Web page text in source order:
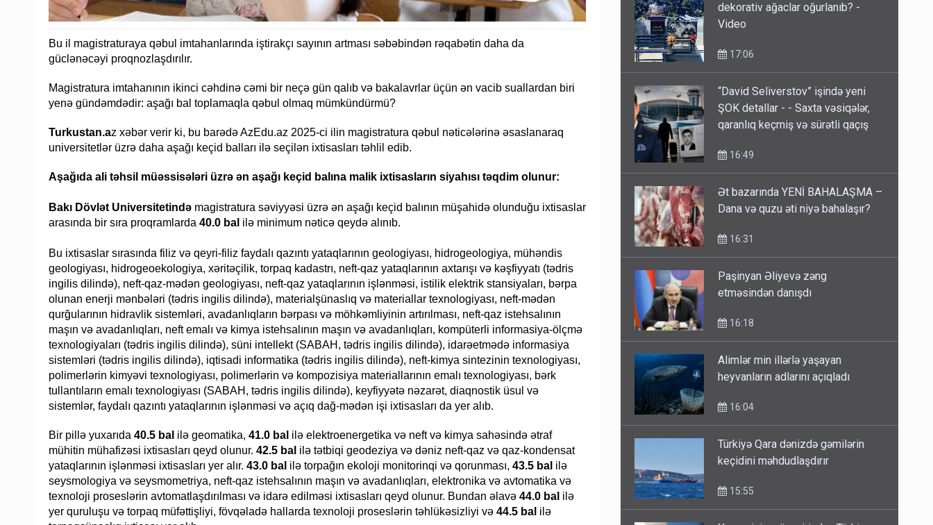
Bu il magistraturaya qəbul imtahanlarında iştirakçı sayının artması səbəbindən rəqabətin daha da
güclənəcəyi proqnozlaşdırılır.
Magistratura imtahanının ikinci cəhdinə cəmi bir neçə gün qalıb və bakalavrlar üçün ən vacib suallardan biri
yenə gündəmdədir: aşağı bal toplamaqla qəbul olmaq mümkündürmü?
Turkustan.az xəbər verir ki, bu barədə AzEdu.az 2025-ci ilin magistratura qəbul nəticələrinə əsaslanaraq
universitetlər üzrə daha aşağı keçid balları ilə seçilən ixtisasları təhlil edib.
Aşağıda ali təhsil müəssisələri üzrə ən aşağı keçid balına malik ixtisasların siyahısı təqdim olunur:
Bakı Dövlət Universitetində magistratura səviyyəsi üzrə ən aşağı keçid balının müşahidə olunduğu ixtisaslar
arasında bir sıra proqramlarda 40.0 bal ilə minimum nəticə qeydə alınıb.
Bu ixtisaslar sırasında filiz və qeyri-filiz faydalı qazıntı yataqlarının geologiyası, hidrogeologiya, mühəndis
geologiyası, hidrogeoekologiya, xəritəçilik, torpaq kadastrı, neft-qaz yataqlarının axtarışı və kəşfiyyatı (tədris
ingilis dilində), neft-qaz-mədən geologiyası, neft-qaz yataqlarının işlənməsi, istilik elektrik stansiyaları, bərpa
olunan enerji mənbələri (tədris ingilis dilində), materialşünaslıq və materiallar texnologiyası, neft-mədən
qurğularının hidravlik sistemləri, avadanlıqların bərpası və möhkəmliyinin artırılması, neft-qaz istehsalının
maşın və avadanlıqları, neft emalı və kimya istehsalının maşın və avadanlıqları, kompüterli informasiya-ölçmə
texnologiyaları (tədris ingilis dilində), süni intellekt (SABAH, tədris ingilis dilində), idarəetmədə informasiya
sistemləri (tədris ingilis dilində), iqtisadi informatika (tədris ingilis dilində), neft-kimya sintezinin texnologiyası,
polimerlərin kimyəvi texnologiyası, polimerlərin və kompozisiya materiallarının emalı texnologiyası, bərk
tullantıların emalı texnologiyası (SABAH, tədris ingilis dilində), keyfiyyətə nəzarət, diaqnostik üsul və
sistemlər, faydalı qazıntı yataqlarının işlənməsi və açıq dağ-mədən işi ixtisasları da yer alıb.
Bir pillə yuxarıda 40.5 bal ilə geomatika, 41.0 bal ilə elektroenergetika və neft və kimya sahəsində ətraf
mühitin mühafizəsi ixtisasları qeyd olunur. 42.5 bal ilə tətbiqi geodeziya və dəniz neft-qaz və qaz-kondensat
yataqlarının işlənməsi ixtisasları yer alır. 43.0 bal ilə torpağın ekoloji monitorinqi və qorunması, 43.5 bal ilə
seysmologiya və seysmometriya, neft-qaz istehsalının maşın və avadanlıqları, elektronika və avtomatika və
texnoloji proseslərin avtomatlaşdırılması və idarə edilməsi ixtisasları qeyd olunur. Bundan əlavə 44.0 bal ilə
yer quruluşu və torpaq müfəttişliyi, fövqəladə hallarda texnoloji proseslərin təhlükəsizliyi və 44.5 bal ilə
sülhdə də qalib gəldi - Hikmət
dekorativ ağaclar oğurlanıb? -
Video
17:06
“David Seliverstov” işində yeni
ŞOK detallar - - Saxta vəsiqələr,
qaranlıq keçmiş və sürətli qaçış
16:49
Ət bazarında YENİ BAHALAŞMA –
Dana və quzu əti niyə bahalaşır?
16:31
Paşinyan Əliyevə zəng
etməsindən danışdı
16:18
Alimlər min illərlə yaşayan
heyvanların adlarını açıqladı
16:04
Türkiyə Qara dənizdə gəmilərin
keçidini məhdudlaşdırır
15:55